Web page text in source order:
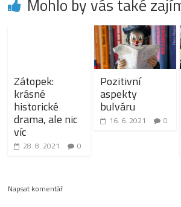
Mohlo by vás také
Zátopek:
krásné
historické
drama, ale nic
víc
28. 8. 2021 0
Pozitivní
aspekty
bulváru
16. 6. 2021 0
Napsat komentář